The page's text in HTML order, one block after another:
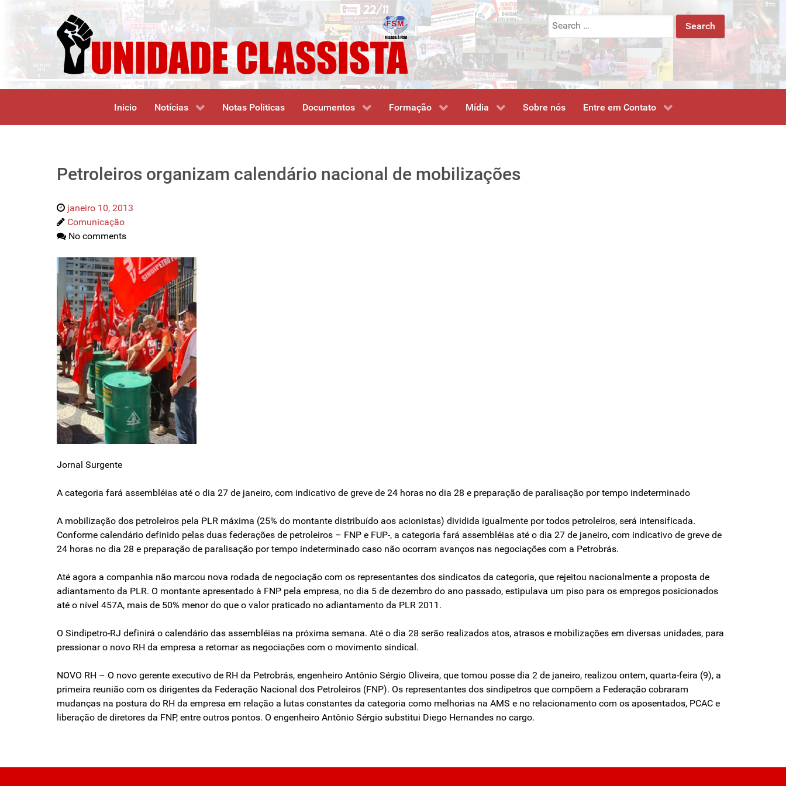
Search
for:
Inicio Notícias Notas Politicas Documentos Formação Mídia Sobre nós Entre em Contato
Petroleiros organizam calendário nacional de mobilizações
janeiro 10, 2013
Comunicação
No comments
Jornal Surgente
A categoria fará assembléias até o dia 27 de janeiro, com indicativo de greve de 24 horas no dia 28 e preparação de paralisação por tempo indeterminado
A mobilização dos petroleiros pela PLR máxima (25% do montante distribuído aos acionistas) dividida igualmente por todos petroleiros, será intensificada.
Conforme calendário definido pelas duas federações de petroleiros – FNP e FUP-, a categoria fará assembléias até o dia 27 de janeiro, com indicativo de greve de
24 horas no dia 28 e preparação de paralisação por tempo indeterminado caso não ocorram avanços nas negociações com a Petrobrás.
Até agora a companhia não marcou nova rodada de negociação com os representantes dos sindicatos da categoria, que rejeitou nacionalmente a proposta de
adiantamento da PLR. O montante apresentado à FNP pela empresa, no dia 5 de dezembro do ano passado, estipulava um piso para os empregos posicionados
até o nível 457A, mais de 50% menor do que o valor praticado no adiantamento da PLR 2011.
O Sindipetro-RJ definirá o calendário das assembléias na próxima semana. Até o dia 28 serão realizados atos, atrasos e mobilizações em diversas unidades, para
pressionar o novo RH da empresa a retomar as negociações com o movimento sindical.
NOVO RH – O novo gerente executivo de RH da Petrobrás, engenheiro Antônio Sérgio Oliveira, que tomou posse dia 2 de janeiro, realizou ontem, quarta-feira (9), a
primeira reunião com os dirigentes da Federação Nacional dos Petroleiros (FNP). Os representantes dos sindipetros que compõem a Federação cobraram
mudanças na postura do RH da empresa em relação a lutas constantes da categoria como melhorias na AMS e no relacionamento com os aposentados, PCAC e
liberação de diretores da FNP, entre outros pontos. O engenheiro Antônio Sérgio substitui Diego Hernandes no cargo.